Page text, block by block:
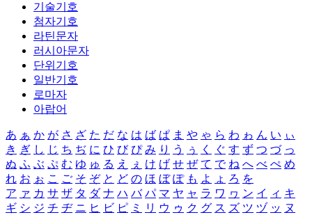
기술기호
첨자기호
라틴문자
러시아문자
단위기호
일반기호
로마자
아랍어
あ ぁ か が さ ざ た だ な は ば ぱ ま や ゃ ら わ ゎ ん い ぃ
き ぎ し じ ち ぢ に ひ び ぴ み り う ぅ く ぐ す ず つ づ っ
ぬ ふ ぶ ぷ む ゆ ゅ る え ぇ け げ せ ぜ て で ね へ べ ぺ め
れ お ぉ こ ご そ ぞ と ど の ほ ぼ ぽ も よ ょ ろ を
ア ァ カ サ ザ タ ダ ナ ハ バ パ マ ヤ ャ ラ ワ ヮ ン イ ィ キ
ギ シ ジ チ ヂ ニ ヒ ビ ピ ミ リ ウ ゥ ク グ ス ズ ツ ヅ ッ ヌ